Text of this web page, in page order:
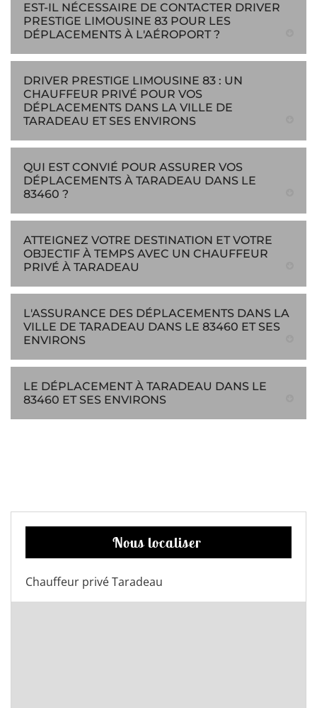
EST-IL NÉCESSAIRE DE CONTACTER DRIVER
PRESTIGE LIMOUSINE 83 POUR LES
DÉPLACEMENTS À L'AÉROPORT ?
DRIVER PRESTIGE LIMOUSINE 83 : UN
CHAUFFEUR PRIVÉ POUR VOS
DÉPLACEMENTS DANS LA VILLE DE
TARADEAU ET SES ENVIRONS
QUI EST CONVIÉ POUR ASSURER VOS
DÉPLACEMENTS À TARADEAU DANS LE
83460 ?
ATTEIGNEZ VOTRE DESTINATION ET VOTRE
OBJECTIF À TEMPS AVEC UN CHAUFFEUR
PRIVÉ À TARADEAU
L'ASSURANCE DES DÉPLACEMENTS DANS LA
VILLE DE TARADEAU DANS LE 83460 ET SES
ENVIRONS
LE DÉPLACEMENT À TARADEAU DANS LE
83460 ET SES ENVIRONS
Nous localiser
Chauffeur privé Taradeau